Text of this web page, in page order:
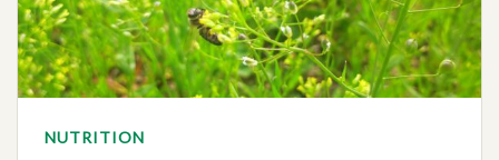
NUTRITION